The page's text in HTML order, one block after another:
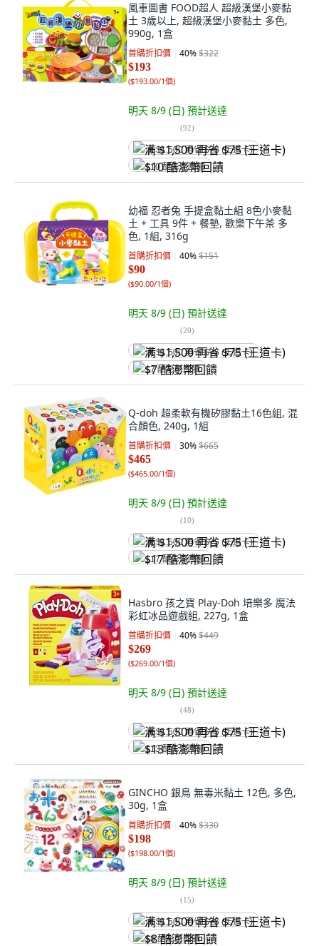
風車圖書 FOOD超人 超級漢堡小麥黏
土 3歲以上, 超級漢堡小麥黏土 多色,
990g, 1盒
首購折扣價 40%$322
$193
($193.00/1個)
明天 8/9 (日) 預計送達
(92)
满 $1,500 再省 $75 (王道卡)
$10 酷澎幣回饋
幼福 忍者兔 手提盒黏土組 8色小麥黏
土 + 工具 9件 + 餐墊, 歡樂下午茶 多
色, 1組, 316g
首購折扣價 40%$151
$90
($90.00/1個)
明天 8/9 (日) 預計送達
(20)
满 $1,500 再省 $75 (王道卡)
$7 酷澎幣回饋
Q-doh 超柔軟有機矽膠黏土16色組, 混
合顏色, 240g, 1組
首購折扣價 30%$665
$465
($465.00/1個)
明天 8/9 (日) 預計送達
(10)
满 $1,500 再省 $75 (王道卡)
$17 酷澎幣回饋
Hasbro 孩之寶 Play-Doh 培樂多 魔法
彩虹冰品遊戲組, 227g, 1盒
首購折扣價 40%$449
$269
($269.00/1個)
明天 8/9 (日) 預計送達
(48)
满 $1,500 再省 $75 (王道卡)
$13 酷澎幣回饋
GINCHO 銀鳥 無毒米黏土 12色, 多色,
30g, 1盒
首購折扣價 40%$330
$198
($198.00/1個)
明天 8/9 (日) 預計送達
(15)
满 $1,500 再省 $75 (王道卡)
$8 酷澎幣回饋